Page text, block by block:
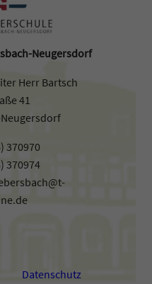
Neugersdorf
Herr Bartsch
41
370970
370974
Datenschutz